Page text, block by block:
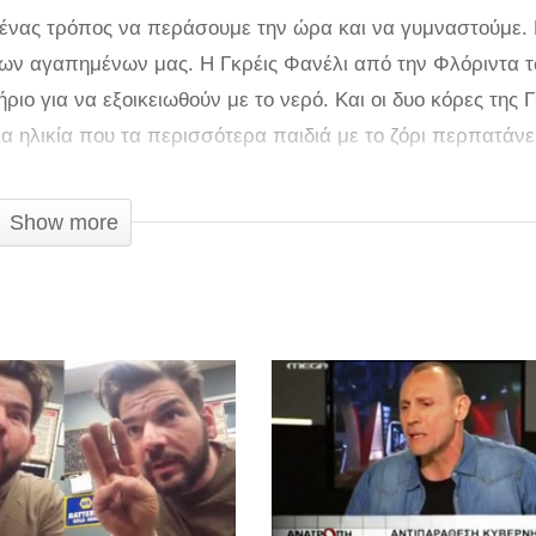
τρόπος να περάσουμε την ώρα και να γυμναστούμε.
αγαπημένων μας. Η Γκρέις Φανέλι από την Φλόριντα
για να εξοικειωθούν με το νερό. Και οι δυο κόρες της
που τα περισσότερα παιδιά με το ζόρι
6 μηνών. Σας παρακαλώ, μάθετε στα παιδιά σας να
που τα επέβλεπε όταν κολυμπούσαν.
Show more